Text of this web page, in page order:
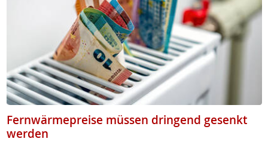
Fernwärmepreise müssen dringend gesenkt
werden